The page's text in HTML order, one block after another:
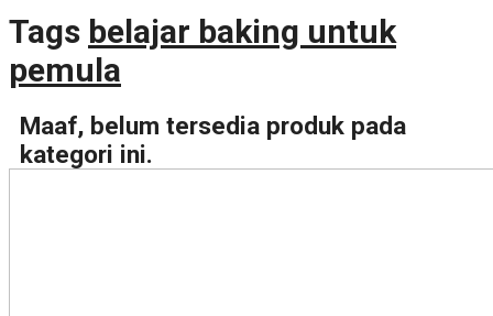
Tags belajar baking untuk
pemula
Maaf, belum tersedia produk pada
kategori ini.